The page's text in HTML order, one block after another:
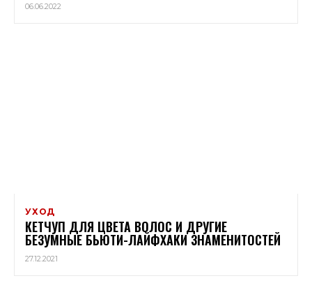
06.06.2022
УХОД
КЕТЧУП ДЛЯ ЦВЕТА ВОЛОС И ДРУГИЕ
БЕЗУМНЫЕ БЬЮТИ-ЛАЙФХАКИ ЗНАМЕНИТОСТЕЙ
27.12.2021